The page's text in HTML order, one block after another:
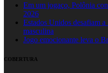
Em um jogaço, Polônia
2026
Estados Unidos desafiam
masculina
Jogo emocionante leva o
COBERTURA